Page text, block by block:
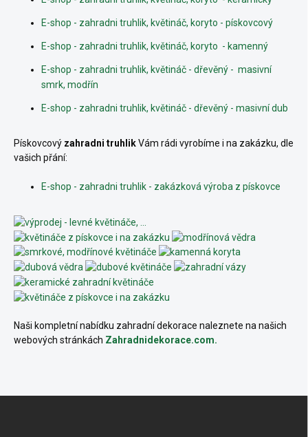
E-shop - zahradni truhlik, květináč, koryto - pískovcový
E-shop - zahradni truhlik, květináč, koryto - kamenný
E-shop - zahradni truhlik, květináč - dřevěný - masivní
smrk, modřín
E-shop - zahradni truhlik, květináč - dřevěný - masivní dub
Pískovcový zahradni truhlikVám rádi vyrobíme i na zakázku, dle
vašich přání:
E-shop - zahradni truhlik - zakázková výroba z pískovce
Naši kompletní nabídku zahradní dekorace naleznete na našich
webových stránkách Zahradnidekorace.com.